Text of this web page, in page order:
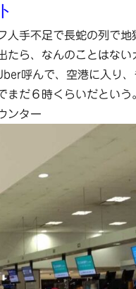
人手不足で長蛇の列で
たら、なんのことはない
呼んで、空港に入り
まだ６時くらいだという
ンター